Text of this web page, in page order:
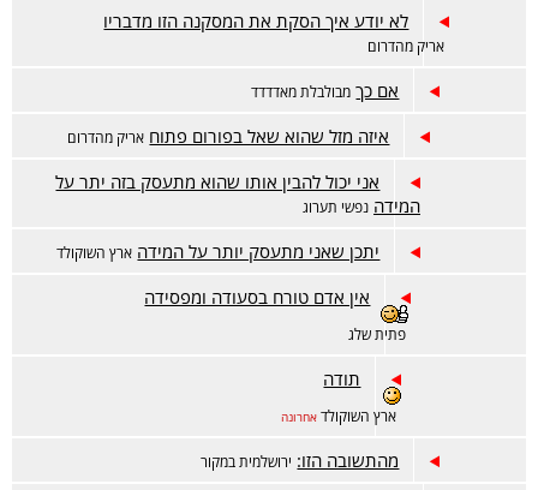
לא יודע איך הסקת את המסקנה הזו מדבריו
אריק מהדרום
אם כך מבולבלת מאדדדד
איזה מזל שהוא שאל בפורום פתוח אריק מהדרום
אני יכול להבין אותו שהוא מתעסק בזה יתר על
המידה נפשי תערוג
יתכן שאני מתעסק יותר על המידה ארץ השוקולד
אין אדם טורח בסעודה ומפסידה
פתית שלג
תודה
ארץ השוקולד אחרונה
מהתשובה הזו: ירושלמית במקור